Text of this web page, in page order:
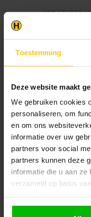
Toestemming
Deze website maakt
We gebruiken cookies
personaliseren, om
en om ons
informatie over uw
partners voor social
partners kunnen deze
informatie die u aan
verzameld op basis
gebruiken.
VAN GELDER
Op voorraad in
Heb je een
bekijk onze
contact op
graag
bestelling.
Afhalen
1.Voeg alle